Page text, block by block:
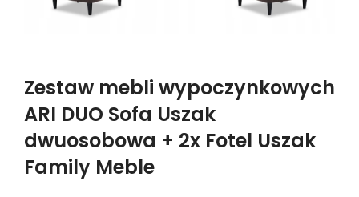
Zestaw mebli wypoczynkowych
ARI DUO Sofa Uszak
dwuosobowa + 2x Fotel Uszak
Family Meble